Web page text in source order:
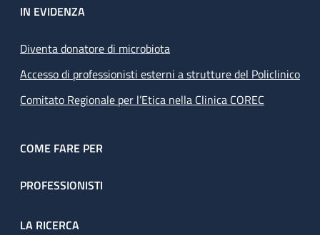
IN EVIDENZA
Diventa donatore di microbiota
Accesso di professionisti esterni a strutture del Policlinico
Comitato Regionale per l’Etica nella Clinica COREC
COME FARE PER
PROFESSIONISTI
LA RICERCA